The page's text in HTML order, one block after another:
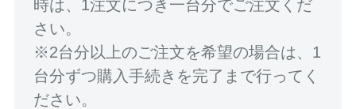
時は、1注文につき一台分でご注文くだ
さい。
※2台分以上のご注文を希望の場合は、1
台分ずつ購入手続きを完了まで行ってく
ださい。